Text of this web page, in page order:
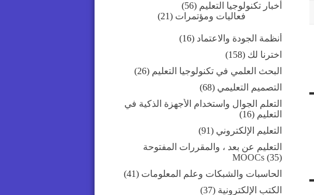
أخبار تكنولوجيا التعليم (56)
فعاليات ومؤتمرات (21)
أنظمة الجودة والاعتماد (16)
اخترنا لك (158)
البحث العلمي في تكنولوجيا التعليم (26)
التصميم التعليمي (68)
التعلم الجوال واستخدام الأجهزة الذكية في
التعليم (16)
التعليم الإلكتروني (91)
التعليم عن بعد ، والمقررات المفتوحة
MOOCs(35)
الحاسبات والشبكات وعلم المعلومات (41)
الكتب الإلكترونية (37)